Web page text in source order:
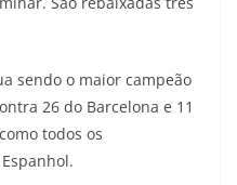
sendo o maior campeão
26 do Barcelona e 11
todos os